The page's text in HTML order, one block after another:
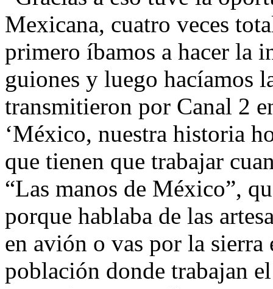
Mexicana, cuatro veces
primero íbamos a hacer la
guiones y luego hacíamos
transmitieron por Canal 2
‘México, nuestra historia
que tienen que trabajar
“Las manos de México”,
porque hablaba de las
en avión o vas por la
población donde trabajan